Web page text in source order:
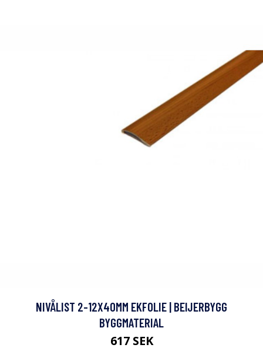
NIVÅLIST 2-12X40MM EKFOLIE | BEIJERBYGG
BYGGMATERIAL
617 SEK